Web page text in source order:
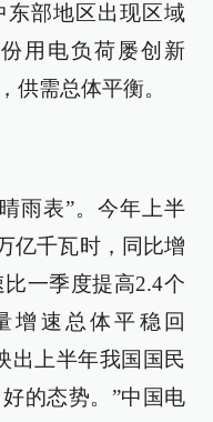
东部地区出现区域
用电负荷屡创新
供需总体平衡。
雨表”。今年上半
亿千瓦时，同比增
一季度提高2.4个
增速总体平稳回
出上半年我国国民
的态势。”中国电